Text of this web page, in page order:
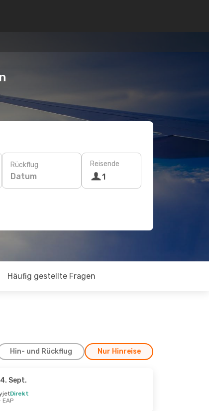
Rückflug
Datum
Reisende
1
Häufig gestellte Fragen
Hin- und Rückflug Nur Hinreise
Sept.
Direkt
EAP